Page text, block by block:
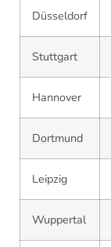
Düsseldorf
Stuttgart
Hannover
Dortmund
Leipzig
Wuppertal